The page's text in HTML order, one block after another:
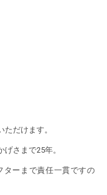
ただけます。
さまで25年。
ターまで責任一貫ですの